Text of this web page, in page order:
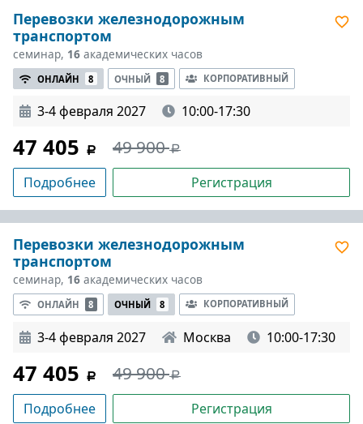
Перевозки железнодорожным
транспортом
семинар, 16 академических часов
ОНЛАЙН 8 ОЧНЫЙ 8 КОРПОРАТИВНЫЙ
3-4 февраля 2027 10:00-17:30
47 405 49 900
Подробнее Регистрация
Перевозки железнодорожным
транспортом
семинар, 16 академических часов
ОНЛАЙН 8 ОЧНЫЙ 8 КОРПОРАТИВНЫЙ
3-4 февраля 2027 Москва 10:00-17:30
47 405 49 900
Подробнее Регистрация